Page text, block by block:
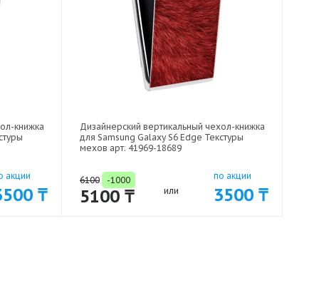
книжка
акции
₸
Дизайнерский вертикальный чехол-книжка
для Samsung Galaxy S6 Edge Текстуры
мехов арт: 41969-18689
6100 -1000
5100 ₸ или
по акции
3500 ₸